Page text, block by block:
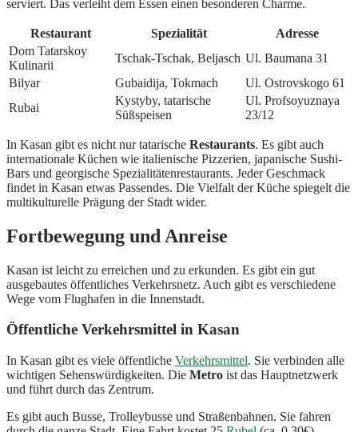
serviert. Das verleiht dem Essen einen besonderen Charme.
Restaurant Spezialität
Adresse
Dom Tatarskoy
Kulinarii
Tschak-Tschak, Beljasch Ul. Baumana 31
Bilyar
Gubaidija, Tokmach
Ul. Ostrovskogo 61
Rubai
Kystyby, tatarische
Süßspeisen
Ul. Profsoyuznaya
23/12
In Kasan gibt es nicht nur tatarische Restaurants. Es gibt auch
internationale Küchen wie italienische Pizzerien, japanische Sushi-
Bars und georgische Spezialitätenrestaurants. Jeder Geschmack
findet in Kasan etwas Passendes. Die Vielfalt der Küche spiegelt die
multikulturelle Prägung der Stadt wider.
Fortbewegung und Anreise
Kasan ist leicht zu erreichen und zu erkunden. Es gibt ein gut
ausgebautes öffentliches Verkehrsnetz. Auch gibt es verschiedene
Wege vom Flughafen in die Innenstadt.
Öffentliche Verkehrsmittel in Kasan
In Kasan gibt es viele öffentliche Verkehrsmittel. Sie verbinden alle
wichtigen Sehenswürdigkeiten. Die Metro ist das Hauptnetzwerk
und führt durch das Zentrum.
Es gibt auch Busse, Trolleybusse und Straßenbahnen. Sie fahren